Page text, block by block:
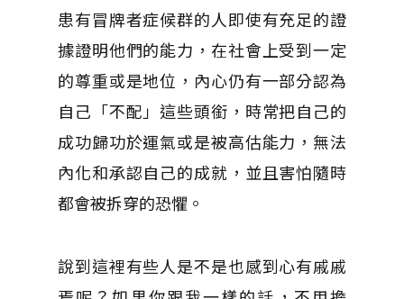
患有冒牌者症候群的人即使有充足的證
據證明他們的能力，在社會上受到一定
的尊重或是地位，內心仍有一部分認為
自己「不配」這些頭銜，時常把自己的
成功歸功於運氣或是被高估能力，無法
內化和承認自己的成就，並且害怕隨時
都會被拆穿的恐懼。
說到這裡有些人是不是也感到心有戚戚